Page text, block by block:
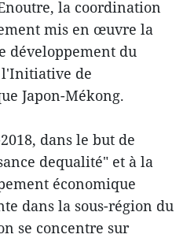
la coordination
mis en œuvre la
développement du
l'Initiative de
Japon-Mékong.
dans le but de
dequalité" et à la
économique
dans la sous-région du
se concentre sur